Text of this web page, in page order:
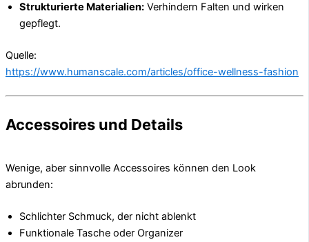
Strukturierte Materialien: Verhindern Falten und wirken
gepflegt.
Quelle:
https://www.humanscale.com/articles/office-wellness-fashion
Accessoires und Details
Wenige, aber sinnvolle Accessoires können den Look
abrunden:
Schlichter Schmuck, der nicht ablenkt
Funktionale Tasche oder Organizer